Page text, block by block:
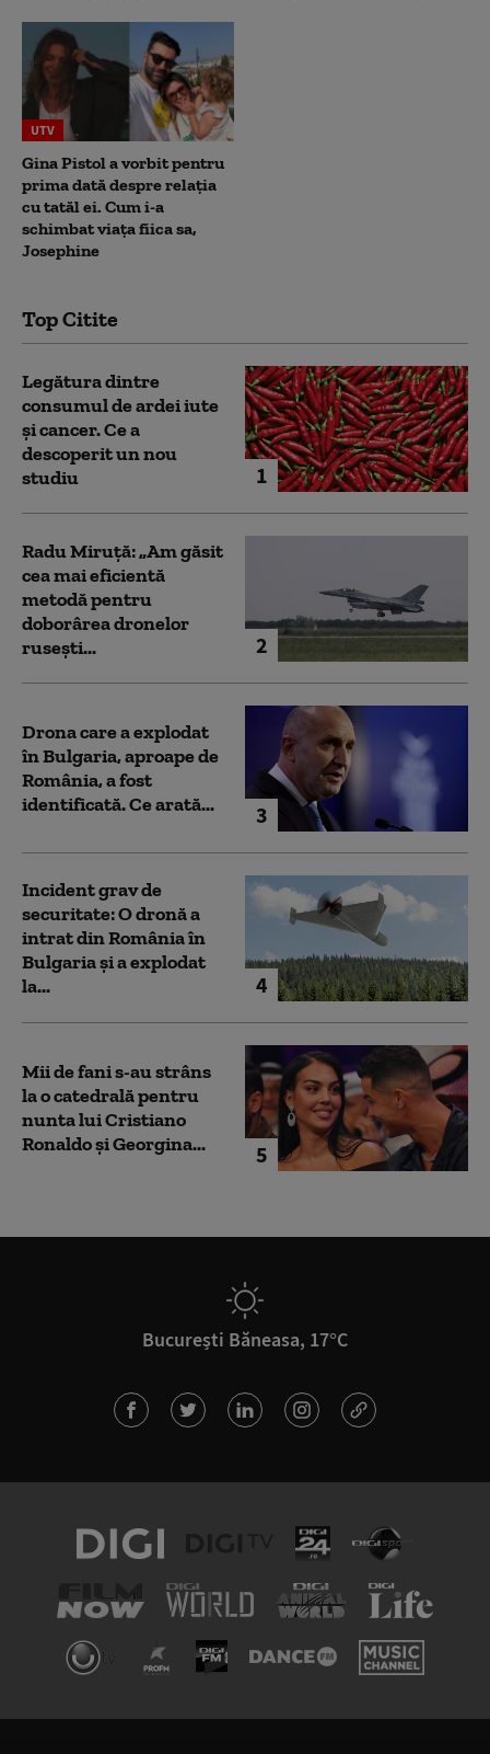
UTV
Gina Pistol a vorbit pentru
prima dată despre relația
cu tatăl ei. Cum i-a
schimbat viața fiica sa,
Josephine
Top Citite
1
Legătura dintre
consumul de ardei iute
și cancer. Ce a
descoperit un nou
studiu
2
Radu Miruță: „Am găsit
cea mai eficientă
metodă pentru
doborârea dronelor
rusești...
3
Drona care a explodat
în Bulgaria, aproape de
România, a fost
identificată. Ce arată...
4
Incident grav de
securitate: O dronă a
intrat din România în
Bulgaria şi a explodat
la...
5
Mii de fani s-au strâns
la o catedrală pentru
nunta lui Cristiano
Ronaldo şi Georgina...
București Băneasa, 17°C